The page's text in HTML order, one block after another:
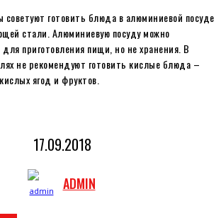
советуют готовить блюда в алюминиевой посуде
стали. Алюминиевую посуду можно
приготовления пищи, но не хранения. В
не рекомендуют готовить кислые блюда –
ягод и фруктов.
17.09.2018
ADMIN